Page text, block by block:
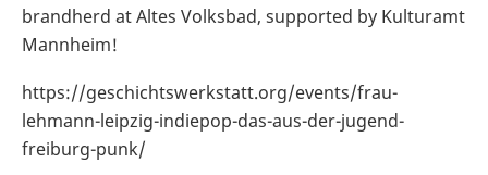
brandherd at Altes Volksbad, supported by Kulturamt
Mannheim!
https://geschichtswerkstatt.org/events/frau-
lehmann-leipzig-indiepop-das-aus-der-jugend-
freiburg-punk/